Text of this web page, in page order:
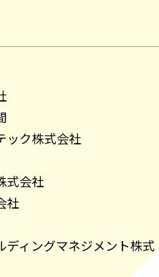
ック株式会社
式会社
社
ディングマネジメント株式